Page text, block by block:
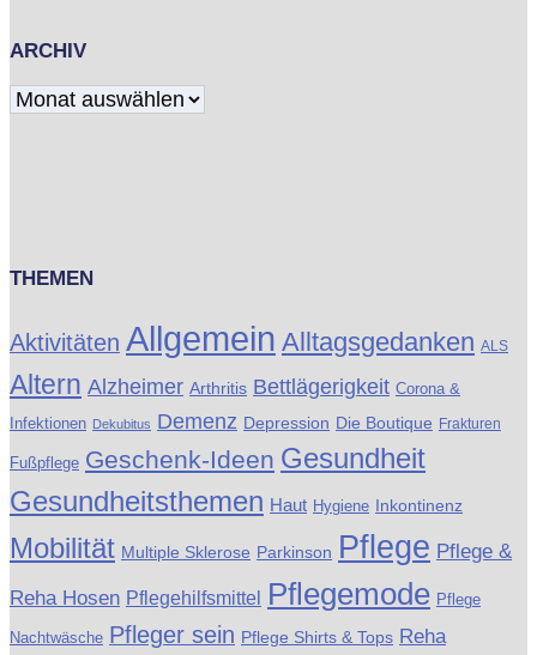
ARCHIV
Archiv
THEMEN
Aktivitäten Allgemein Alltagsgedanken ALS
Altern Alzheimer Arthritis Bettlägerigkeit Corona &
Infektionen Dekubitus Demenz Depression Die Boutique Frakturen
Fußpflege Geschenk-Ideen Gesundheit
Gesundheitsthemen Haut Hygiene Inkontinenz
Mobilität Multiple Sklerose Parkinson Pflege Pflege &
Reha Hosen Pflegehilfsmittel Pflegemode Pflege
Nachtwäsche Pfleger sein Pflege Shirts & Tops Reha